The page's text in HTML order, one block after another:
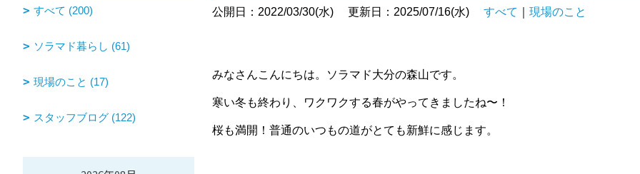
公開日：2022/03/30(水) 更新日：2025/07/16(水) すべて 現場のこと
みなさんこんにちは。ソラマド大分の森山です。
寒い冬も終わり、ワクワクする春がやってきましたね〜！
桜も満開！普通のいつもの道がとても新鮮に感じます。
すべて (200)
ソラマド暮らし (61)
現場のこと (17)
スタッフブログ (122)